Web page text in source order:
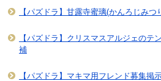
【パズドラ】甘露寺蜜璃(かんろじみ
【パズドラ】クリスマスアルジェのテ
補
【パズドラ】マキマ用フレンド募集掲